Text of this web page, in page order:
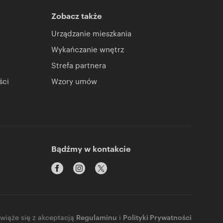
Zobacz także
Urządzanie mieszkania
Wykańczanie wnętrz
Strefa partnera
Wzory umów
Bądźmy w kontakcie
się z akceptacją Regulaminu i Polityki Prywatności